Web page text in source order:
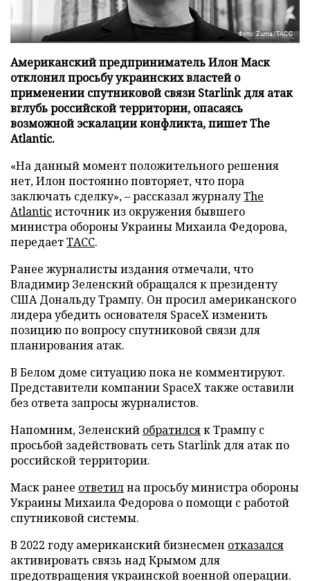
Фото: Zuma/ТАСС
Американский предприниматель Илон Маск
отклонил просьбу украинских властей о
применении спутниковой связи Starlink для атак
вглубь российской территории, опасаясь
возможной эскалации конфликта, пишет The
Atlantic.
«На данный момент положительного решения
нет, Илон постоянно повторяет, что пора
заключать сделку», – рассказал журналуThe
Atlanticисточник из окружения бывшего
министра обороны Украины Михаила Федорова,
передаетТАСС.
Ранее журналисты издания отмечали, что
Владимир Зеленский обращался к президенту
США Дональду Трампу. Он просил американского
лидера убедить основателя SpaceX изменить
позицию по вопросу спутниковой связи для
планирования атак.
В Белом доме ситуацию пока не комментируют.
Представители компании SpaceX также оставили
без ответа запросы журналистов.
Напомним, Зеленский обратилсяк Трампу с
просьбой задействовать сеть Starlink для атак по
российской территории.
Маск ранее ответилна просьбу министра обороны
Украины Михаила Федорова о помощи с работой
спутниковой системы.
В 2022 году американский бизнесмен отказался
активировать связь над Крымом для
предотвращения украинской военной операции.